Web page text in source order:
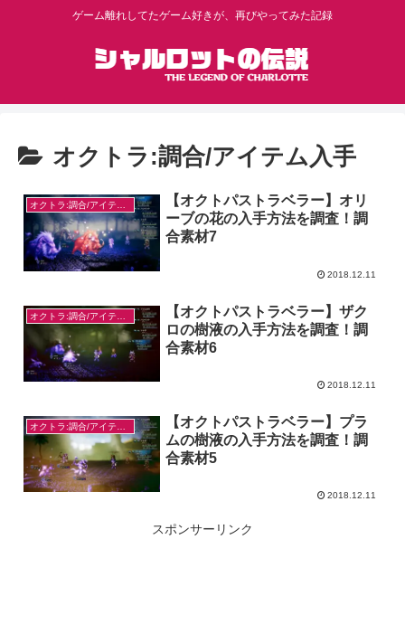
ゲーム離れしてたゲーム好きが、再びやってみた記録
オクトラ:調合/アイテム入手
オクトラ:調合/アイテム入手
【オクトパストラベラー】オリ
ーブの花の入手方法を調査！調
合素材7
2018.12.11
【オクトパストラベラー】ザク
ロの樹液の入手方法を調査！調
合素材6
2018.12.11
【オクトパストラベラー】プラ
ムの樹液の入手方法を調査！調
合素材5
2018.12.11
スポンサーリンク